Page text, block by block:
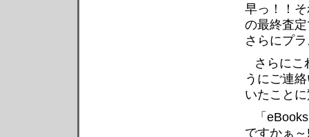
早っ！！
の最終査
さらにプ
さらにこ
うにご連
いたこと
「
ですかぁ